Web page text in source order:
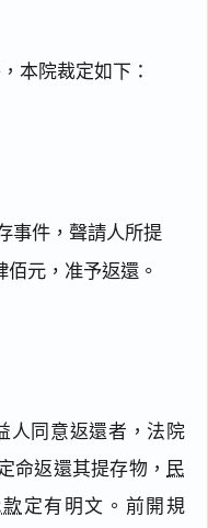
本院裁定如下：
事件，聲請人所提
元，准予返還。
人同意返還者，法院
命返還其提存物， 民
定有明文。前開規